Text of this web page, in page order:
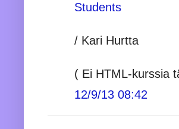
Students
/ Kari Hurtta
( Ei HTML-kurssia
12/9/13 08:42